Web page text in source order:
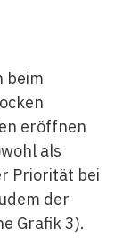
beim
eröffnen
als
Priorität bei
der
Grafik 3).